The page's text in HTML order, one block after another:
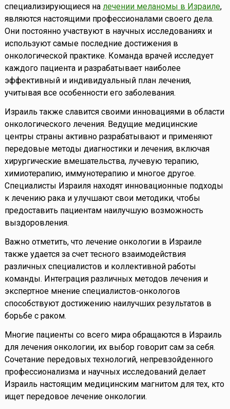
специализирующиеся на лечении меланомы в Израиле,
являются настоящими профессионалами своего дела.
Они постоянно участвуют в научных исследованиях и
используют самые последние достижения в
онкологической практике. Команда врачей исследует
каждого пациента и разрабатывает наиболее
эффективный и индивидуальный план лечения,
учитывая все особенности его заболевания.
Израиль также славится своими инновациями в области
онкологического лечения. Ведущие медицинские
центры страны активно разрабатывают и применяют
передовые методы диагностики и лечения, включая
хирургические вмешательства, лучевую терапию,
химиотерапию, иммунотерапию и многое другое.
Специалисты Израиля находят инновационные подходы
к лечению рака и улучшают свои методики, чтобы
предоставить пациентам наилучшую возможность
выздоровления.
Важно отметить, что лечение онкологии в Израиле
также удается за счет тесного взаимодействия
различных специалистов и коллективной работы
команды. Интеграция различных методов лечения и
экспертное мнение специалистов-онкологов
способствуют достижению наилучших результатов в
борьбе с раком.
Многие пациенты со всего мира обращаются в Израиль
для лечения онкологии, их выбор говорит сам за себя.
Сочетание передовых технологий, непревзойденного
профессионализма и научных исследований делает
Израиль настоящим медицинским магнитом для тех, кто
ищет передовое лечение онкологии.